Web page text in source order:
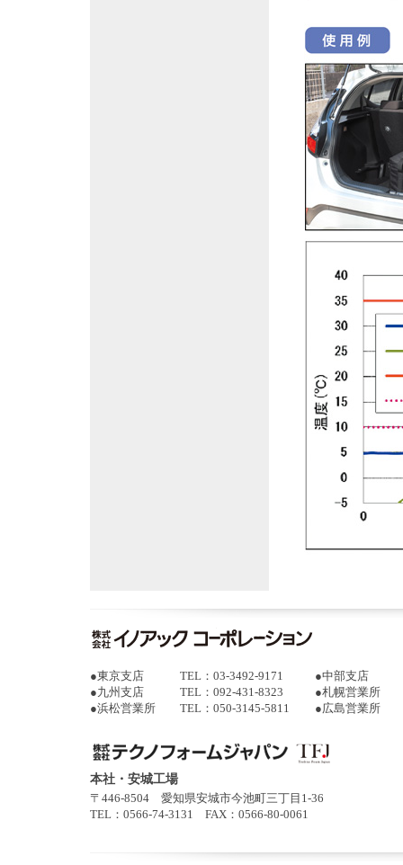
●東京支店 TEL：03-3492-9171 ●中部支店
●九州支店 TEL：092-431-8323 ●札幌営業所
●浜松営業所 TEL：050-3145-5811 ●広島営業所
本社・安城工場
〒446-8504 愛知県安城市今池町三丁目1-36
TEL：0566-74-3131 FAX：0566-80-0061